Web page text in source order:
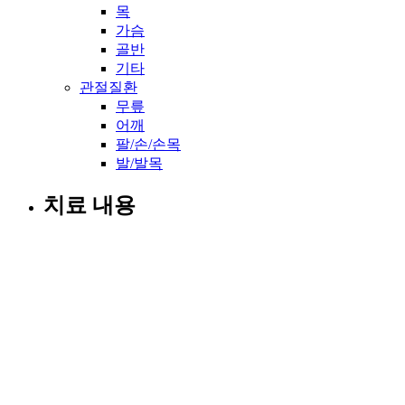
목
가슴
골반
기타
관절질환
무릎
어깨
팔/손/손목
발/발목
치료 내용